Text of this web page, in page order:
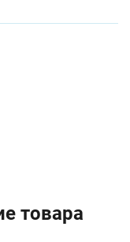
товара